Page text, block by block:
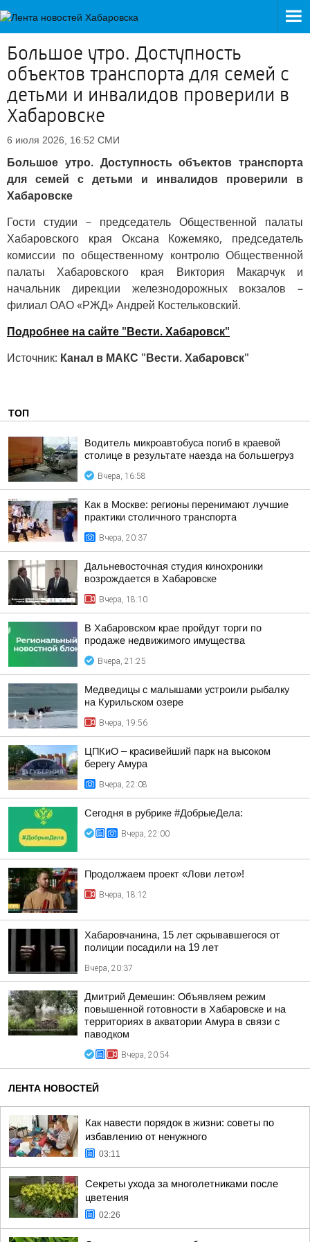
Большое утро. Доступность
объектов транспорта для семей с
детьми и инвалидов проверили в
Хабаровске
6 июля 2026, 16:52 СМИ
Большое утро. Доступность объектов транспорта
для семей с детьми и инвалидов проверили в
Хабаровске
Гости студии – председатель Общественной палаты
Хабаровского края Оксана Кожемяко, председатель
комиссии по общественному контролю Общественной
палаты Хабаровского края Виктория Макарчук и
начальник дирекции железнодорожных вокзалов –
филиал ОАО «РЖД» Андрей Костельковский.
Подробнее на сайте "Вести. Хабаровск"
Источник: Канал в МАКС "Вести. Хабаровск"
ТОП
Водитель микроавтобуса погиб в краевой
столице в результате наезда на большегруз
Вчера, 16:58
Как в Москве: регионы перенимают лучшие
практики столичного транспорта
Вчера, 20:37
Дальневосточная студия кинохроники
возрождается в Хабаровске
Вчера, 18:10
В Хабаровском крае пройдут торги по
продаже недвижимого имущества
Вчера, 21:25
Медведицы с малышами устроили рыбалку
на Курильском озере
Вчера, 19:56
ЦПКиО – красивейший парк на высоком
берегу Амура
Вчера, 22:08
Сегодня в рубрике #ДобрыеДела:
Вчера, 22:00
Продолжаем проект «Лови лето»!
Вчера, 18:12
Хабаровчанина, 15 лет скрывавшегося от
полиции посадили на 19 лет
Вчера, 20:37
Дмитрий Демешин: Объявляем режим
повышенной готовности в Хабаровске и на
территориях в акватории Амура в связи с
паводком
Вчера, 20:54
ЛЕНТА НОВОСТЕЙ
Как навести порядок в жизни: советы по
избавлению от ненужного
03:11
Секреты ухода за многолетниками после
цветения
02:26